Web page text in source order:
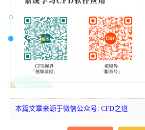
本篇文章来源于微信公众号: CFD之道